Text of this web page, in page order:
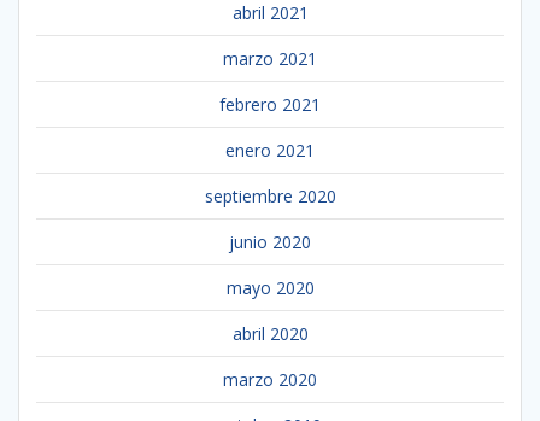
abril 2021
marzo 2021
febrero 2021
enero 2021
septiembre 2020
junio 2020
mayo 2020
abril 2020
marzo 2020